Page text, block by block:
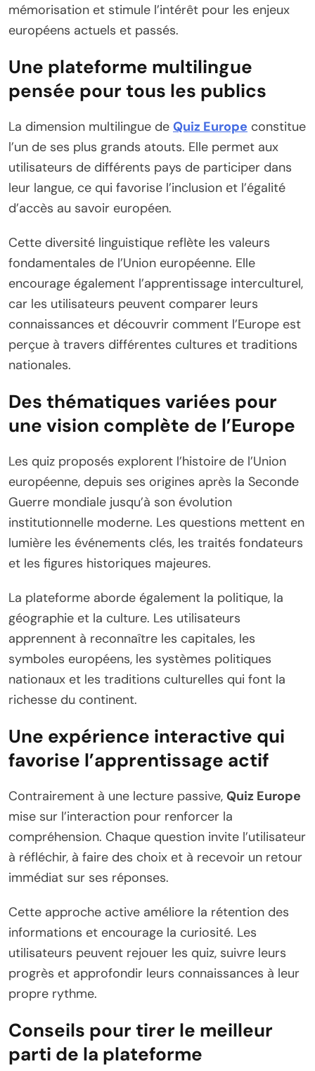
mémorisation et stimule l’intérêt pour les enjeux
européens actuels et passés.
Une plateforme multilingue
pensée pour tous les publics
La dimension multilingue de Quiz Europe constitue
l’un de ses plus grands atouts. Elle permet aux
utilisateurs de différents pays de participer dans
leur langue, ce qui favorise l’inclusion et l’égalité
d’accès au savoir européen.
Cette diversité linguistique reflète les valeurs
fondamentales de l’Union européenne. Elle
encourage également l’apprentissage interculturel,
car les utilisateurs peuvent comparer leurs
connaissances et découvrir comment l’Europe est
perçue à travers différentes cultures et traditions
nationales.
Des thématiques variées pour
une vision complète de l’Europe
Les quiz proposés explorent l’histoire de l’Union
européenne, depuis ses origines après la Seconde
Guerre mondiale jusqu’à son évolution
institutionnelle moderne. Les questions mettent en
lumière les événements clés, les traités fondateurs
et les figures historiques majeures.
La plateforme aborde également la politique, la
géographie et la culture. Les utilisateurs
apprennent à reconnaître les capitales, les
symboles européens, les systèmes politiques
nationaux et les traditions culturelles qui font la
richesse du continent.
Une expérience interactive qui
favorise l’apprentissage actif
Contrairement à une lecture passive, Quiz Europe
mise sur l’interaction pour renforcer la
compréhension. Chaque question invite l’utilisateur
à réfléchir, à faire des choix et à recevoir un retour
immédiat sur ses réponses.
Cette approche active améliore la rétention des
informations et encourage la curiosité. Les
utilisateurs peuvent rejouer les quiz, suivre leurs
progrès et approfondir leurs connaissances à leur
propre rythme.
Conseils pour tirer le meilleur
parti de la plateforme